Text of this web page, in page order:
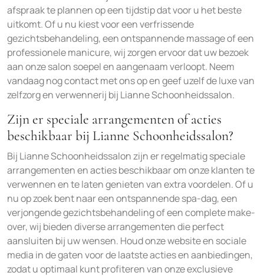
afspraak te plannen op een tijdstip dat voor u het beste
uitkomt. Of u nu kiest voor een verfrissende
gezichtsbehandeling, een ontspannende massage of een
professionele manicure, wij zorgen ervoor dat uw bezoek
aan onze salon soepel en aangenaam verloopt. Neem
vandaag nog contact met ons op en geef uzelf de luxe van
zelfzorg en verwennerij bij Lianne Schoonheidssalon.
Zijn er speciale arrangementen of acties
beschikbaar bij Lianne Schoonheidssalon?
Bij Lianne Schoonheidssalon zijn er regelmatig speciale
arrangementen en acties beschikbaar om onze klanten te
verwennen en te laten genieten van extra voordelen. Of u
nu op zoek bent naar een ontspannende spa-dag, een
verjongende gezichtsbehandeling of een complete make-
over, wij bieden diverse arrangementen die perfect
aansluiten bij uw wensen. Houd onze website en sociale
media in de gaten voor de laatste acties en aanbiedingen,
zodat u optimaal kunt profiteren van onze exclusieve